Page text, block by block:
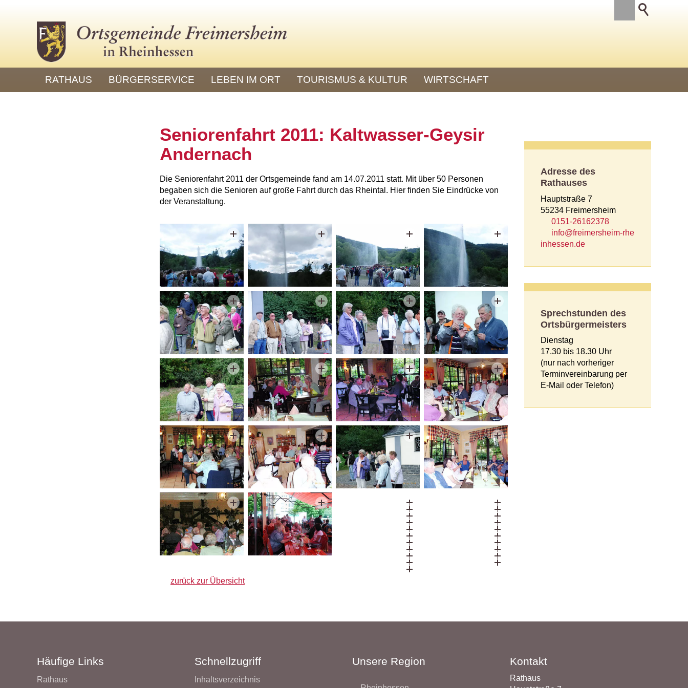
RATHAUS BÜRGERSERVICE LEBEN IM ORT TOURISMUS & KULTUR WIRTSCHAFT
Seniorenfahrt 2011: Kaltwasser-Geysir
Andernach
Die Seniorenfahrt 2011 der Ortsgemeinde fand am 14.07.2011 statt. Mit über 50 Personen
begaben sich die Senioren auf große Fahrt durch das Rheintal. Hier finden Sie Eindrücke von
der Veranstaltung.
zurück zur Übersicht
Adresse des
Rathauses
Hauptstraße 7
55234 Freimersheim
0151-26162378
nf
fr m rsh
m-rh
nh ss n d
Sprechstunden des
Ortsbürgermeisters
Dienstag
17.30 bis 18.30 Uhr
(nur nach vorheriger
Terminvereinbarung per
E-Mail oder Telefon)
Häufige Links
Rathaus
Schnellzugriff
Inhaltsverzeichnis
Unsere Region Kontakt
Rathaus